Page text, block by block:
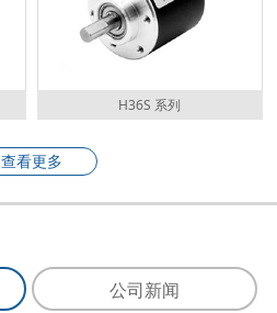
H36S 系列
查看更多
公司新闻